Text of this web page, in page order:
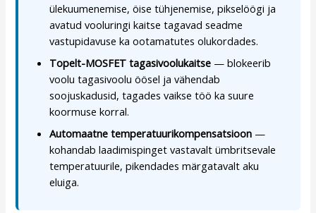
ülekuumenemise, öise tühjenemise, pikselöögi ja
avatud vooluringi kaitse tagavad seadme
vastupidavuse ka ootamatutes olukordades.
Topelt-MOSFET tagasivoolukaitse — blokeerib
voolu tagasivoolu öösel ja vähendab
soojuskadusid, tagades vaikse töö ka suure
koormuse korral.
Automaatne temperatuurikompensatsioon —
kohandab laadimispinget vastavalt ümbritsevale
temperatuurile, pikendades märgatavalt aku
eluiga.